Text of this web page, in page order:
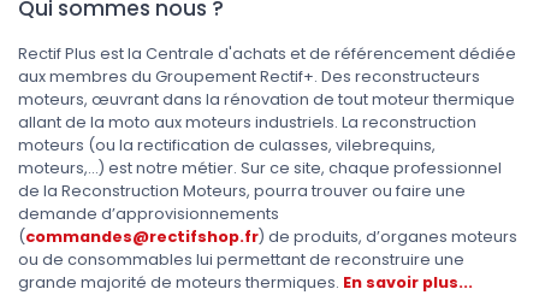
Qui sommes nous ?
Rectif Plus est la Centrale d'achats et de référencement dédiée
aux membres du Groupement Rectif+. Des reconstructeurs
moteurs, œuvrant dans la rénovation de tout moteur thermique
allant de la moto aux moteurs industriels. La reconstruction
moteurs (ou la rectification de culasses, vilebrequins,
moteurs,...) est notre métier. Sur ce site, chaque professionnel
de la Reconstruction Moteurs, pourra trouver ou faire une
demande d’approvisionnements
(commandes@rectifshop.fr) de produits, d’organes moteurs
ou de consommables lui permettant de reconstruire une
grande majorité de moteurs thermiques. En savoir plus...